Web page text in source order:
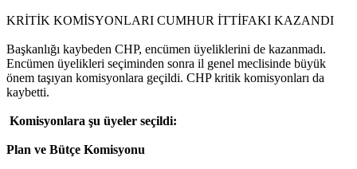
KRİTİK KOMİSYONLARI CUMHUR İTTİFAKI KAZANDI
Başkanlığı kaybeden CHP, encümen üyeliklerini de kazanmadı.
Encümen üyelikleri seçiminden sonra il genel meclisinde büyük
önem taşıyan komisyonlara geçildi. CHP kritik komisyonları da
kaybetti.
Komisyonlara şu üyeler seçildi:
Plan ve Bütçe Komisyonu